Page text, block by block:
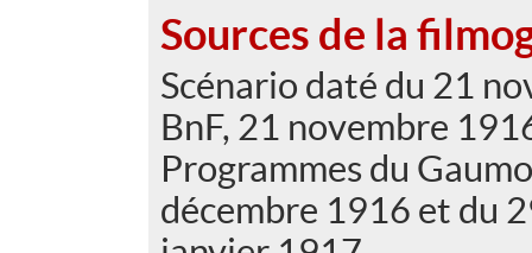
Sources de la
Scénario daté du 21
BnF, 21 novembre
Programmes du
décembre 1916 et du